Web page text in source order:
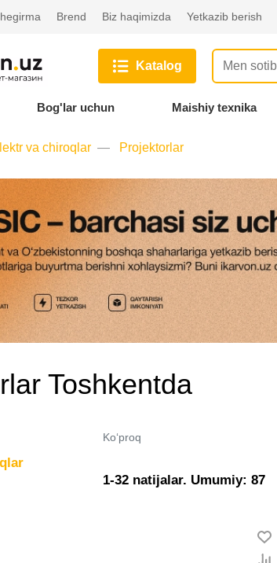
Brend Biz haqimizda Yetkazib berish
Katalog
Bog'lar uchun Maishiy texnika
va chiroqlar Projektorlar
Toshkentda
Ko‘proq
1-32 natijalar. Umumiy: 87